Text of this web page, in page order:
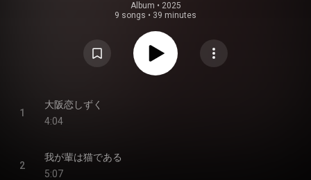
Album • 2025
9 songs • 39 minutes
1
大阪恋しずく
4:04
2
我が輩は猫である
5:07